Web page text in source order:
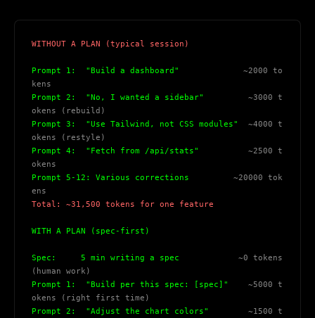
WITHOUT A PLAN (typical session)
Prompt 1:  "Build a dashboard" ~2000 to
kens
Prompt 2:  "No, I wanted a sidebar" ~3000 t
okens (rebuild)
Prompt 3:  "Use Tailwind, not CSS modules" ~4000 t
okens (restyle)
Prompt 4:  "Fetch from /api/stats" ~2500 t
okens
Prompt 5-12: Various corrections ~20000 tok
ens
Total: ~31,500 tokens for one feature
WITH A PLAN (spec-first)
Spec:     5 min writing a spec ~0 tokens
(human work)
Prompt 1:  "Build per this spec: [spec]" ~5000 t
okens (right first time)
Prompt 2:  "Adjust the chart colors" ~1500 t